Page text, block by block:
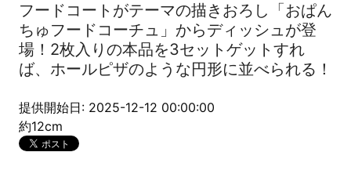
フードコートがテーマの描きおろし「おぱん
ちゅフードコーチュ」からディッシュが登
場！2枚入りの本品を3セットゲットすれ
ば、ホールピザのような円形に並べられる！
提供開始日: 2025-12-12 00:00:00
約12cm